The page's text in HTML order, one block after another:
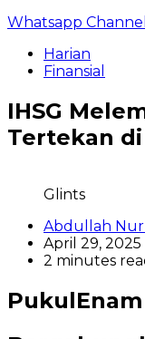
Whatsapp
Harian
Finansial
IHSG
Tertekan di
Glints
Abdullah
April 29, 2025
2 minutes